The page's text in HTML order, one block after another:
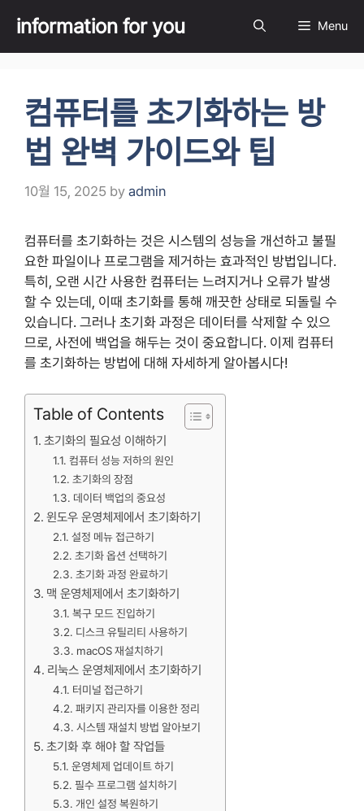
content
information for you Menu
컴퓨터를 초기화하는 방
법 완벽 가이드와 팁
10월 15, 2025 by admin
컴퓨터를 초기화하는 것은 시스템의 성능을 개선하고 불필
요한 파일이나 프로그램을 제거하는 효과적인 방법입니다.
특히, 오랜 시간 사용한 컴퓨터는 느려지거나 오류가 발생
할 수 있는데, 이때 초기화를 통해 깨끗한 상태로 되돌릴 수
있습니다. 그러나 초기화 과정은 데이터를 삭제할 수 있으
므로, 사전에 백업을 해두는 것이 중요합니다. 이제 컴퓨터
를 초기화하는 방법에 대해 자세하게 알아봅시다!
Table of Contents
초기화의 필요성 이해하기
컴퓨터 성능 저하의 원인
초기화의 장점
데이터 백업의 중요성
윈도우 운영체제에서 초기화하기
설정 메뉴 접근하기
초기화 옵션 선택하기
초기화 과정 완료하기
맥 운영체제에서 초기화하기
복구 모드 진입하기
디스크 유틸리티 사용하기
macOS 재설치하기
리눅스 운영체제에서 초기화하기
터미널 접근하기
패키지 관리자를 이용한 정리
시스템 재설치 방법 알아보기
초기화 후 해야 할 작업들
운영체제 업데이트 하기
필수 프로그램 설치하기
개인 설정 복원하기